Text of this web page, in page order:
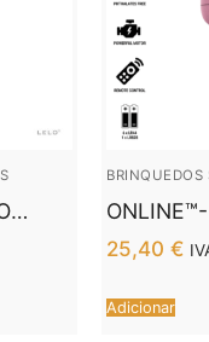
BRINQUEDOS
S ROSA
25,40 €
Adicionar